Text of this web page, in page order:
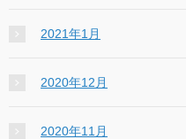
2021年1月
2020年12月
2020年11月